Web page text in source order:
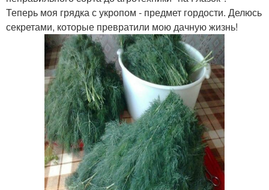
Теперь моя грядка с укропом - предмет гордости. Делюсь
секретами, которые превратили мою дачную жизнь!